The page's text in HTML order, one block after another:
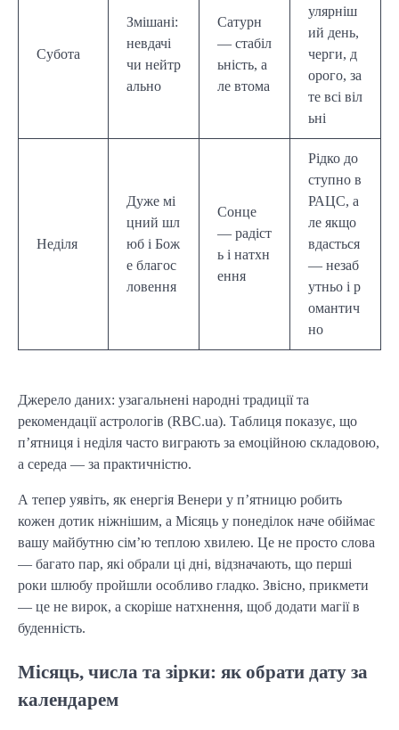
Субота
Змішані:
невдачі
чи нейтр
ально
Сатурн
— стабіл
ьність, а
ле втома
улярніш
ий день,
черги, д
орого, за
те всі віл
ьні
Неділя
Дуже мі
цний шл
юб і Бож
е благос
ловення
Сонце
— радіст
ь і натхн
ення
Рідко до
ступно в
РАЦС, а
ле якщо
вдасться
— незаб
утньо і р
омантич
но
Джерело даних: узагальнені народні традиції та
рекомендації астрологів (RBC.ua). Таблиця показує, що
п’ятниця і неділя часто виграють за емоційною складовою,
а середа — за практичністю.
А тепер уявіть, як енергія Венери у п’ятницю робить
кожен дотик ніжнішим, а Місяць у понеділок наче обіймає
вашу майбутню сім’ю теплою хвилею. Це не просто слова
— багато пар, які обрали ці дні, відзначають, що перші
роки шлюбу пройшли особливо гладко. Звісно, прикмети
— це не вирок, а скоріше натхнення, щоб додати магії в
буденність.
Місяць, числа та зірки: як обрати дату за
календарем